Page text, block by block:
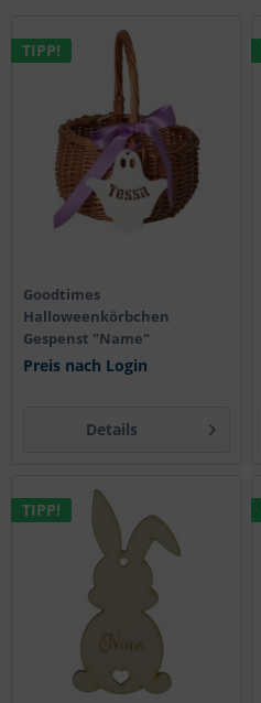
TIPP!
Goodtimes
Halloweenkörbchen
Gespenst "Name"
Preis nach Login
Details
TIPP!